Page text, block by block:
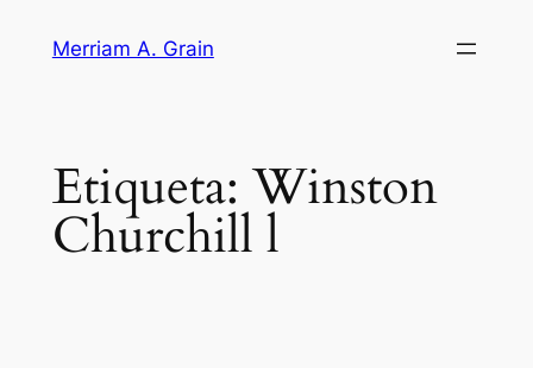
Merriam A. Grain
Etiqueta:Winston
Churchill l